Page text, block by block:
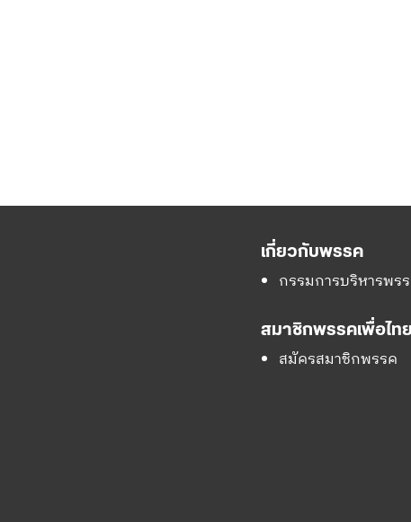
เกี่ยวกับพรรค
กรรมการบริหารพร
สมาชิกพรรคเพื่อไทย
สมัครสมาชิกพรรค